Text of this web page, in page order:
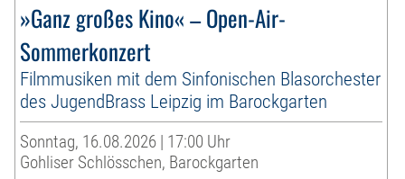
»Ganz großes Kino« – Open-Air-
Sommerkonzert
Filmmusiken mit dem Sinfonischen Blasorchester
des JugendBrass Leipzig im Barockgarten
Sonntag, 16.08.2026 | 17:00 Uhr
Gohliser Schlösschen, Barockgarten